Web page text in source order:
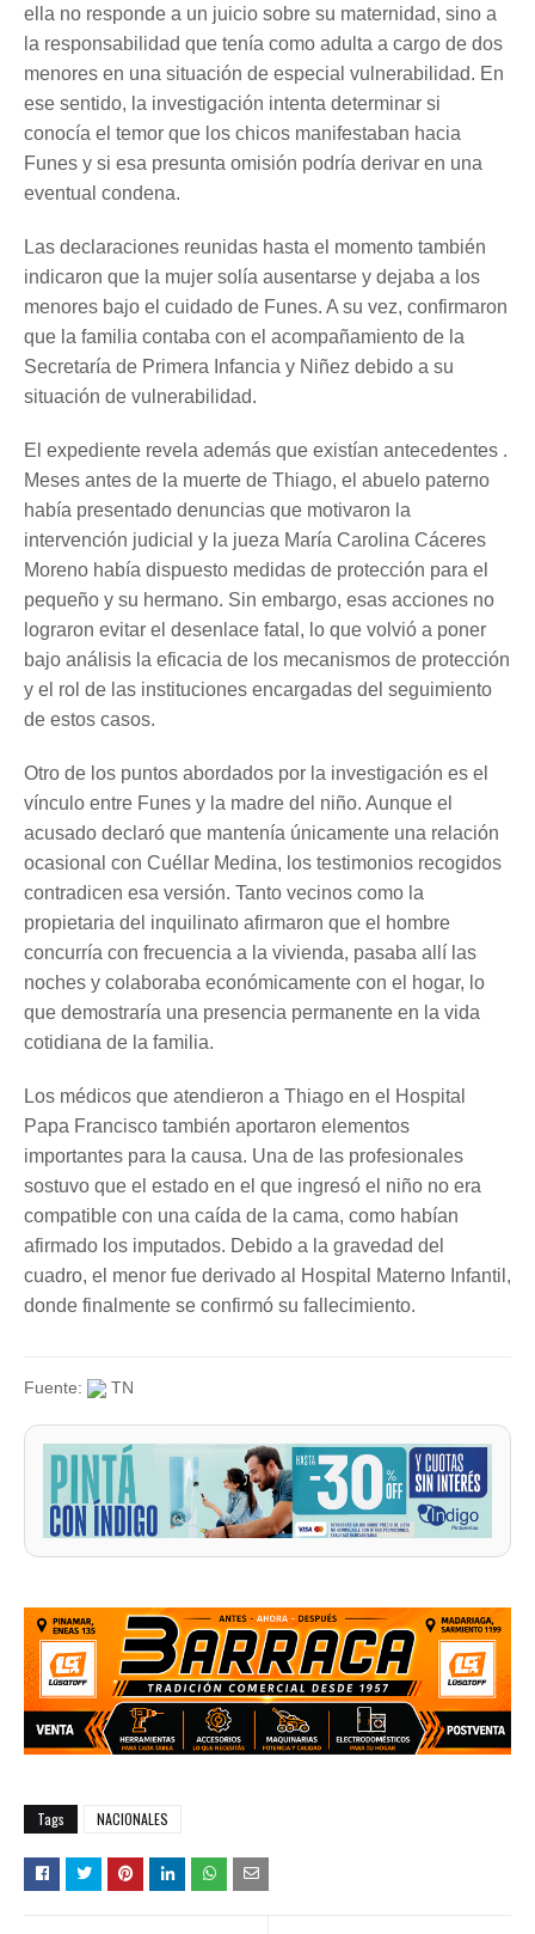
ella no responde a un juicio sobre su maternidad, sino a
la responsabilidad que tenía como adulta a cargo de dos
menores en una situación de especial vulnerabilidad. En
ese sentido, la investigación intenta determinar si
conocía el temor que los chicos manifestaban hacia
Funes y si esa presunta omisión podría derivar en una
eventual condena.
Las declaraciones reunidas hasta el momento también
indicaron que la mujer solía ausentarse y dejaba a los
menores bajo el cuidado de Funes. A su vez, confirmaron
que la familia contaba con el acompañamiento de la
Secretaría de Primera Infancia y Niñez debido a su
situación de vulnerabilidad.
El expediente revela además que existían antecedentes .
Meses antes de la muerte de Thiago, el abuelo paterno
había presentado denuncias que motivaron la
intervención judicial y la jueza María Carolina Cáceres
Moreno había dispuesto medidas de protección para el
pequeño y su hermano. Sin embargo, esas acciones no
lograron evitar el desenlace fatal, lo que volvió a poner
bajo análisis la eficacia de los mecanismos de protección
y el rol de las instituciones encargadas del seguimiento
de estos casos.
Otro de los puntos abordados por la investigación es el
vínculo entre Funes y la madre del niño. Aunque el
acusado declaró que mantenía únicamente una relación
ocasional con Cuéllar Medina, los testimonios recogidos
contradicen esa versión. Tanto vecinos como la
propietaria del inquilinato afirmaron que el hombre
concurría con frecuencia a la vivienda, pasaba allí las
noches y colaboraba económicamente con el hogar, lo
que demostraría una presencia permanente en la vida
cotidiana de la familia.
Los médicos que atendieron a Thiago en el Hospital
Papa Francisco también aportaron elementos
importantes para la causa. Una de las profesionales
sostuvo que el estado en el que ingresó el niño no era
compatible con una caída de la cama, como habían
afirmado los imputados. Debido a la gravedad del
cuadro, el menor fue derivado al Hospital Materno Infantil,
donde finalmente se confirmó su fallecimiento.
Fuente: TN
Tags NACIONALES